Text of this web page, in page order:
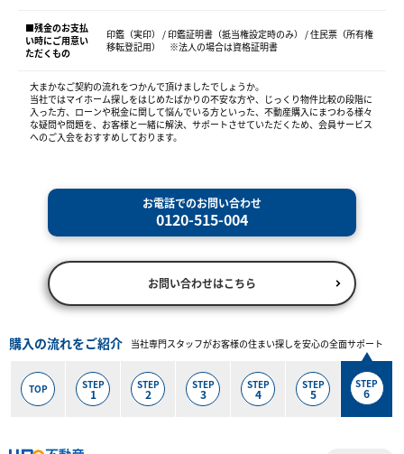
■残金のお支払
い時にご用意い
ただくもの
印鑑（実印） / 印鑑証明書（抵当権設定時のみ） / 住民票（所有権
移転登記用） ※法人の場合は資格証明書
大まかなご契約の流れをつかんで頂けましたでしょうか。
当社ではマイホーム探しをはじめたばかりの不安な方や、じっくり物件比較の段階に
入った方、ローンや税金に関して悩んでいる方といった、不動産購入にまつわる様々
な疑問や問題を、お客様と一緒に解決、サポートさせていただくため、会員サービス
へのご入会をおすすめしております。
お電話でのお問い合わせ
0120-515-004
お問い合わせはこちら
購入の流れをご紹介 当社専門スタッフがお客様の住まい探しを安心の全面サポート
TOP STEP
1
STEP
2
STEP
3
STEP
4
STEP
5
STEP
6